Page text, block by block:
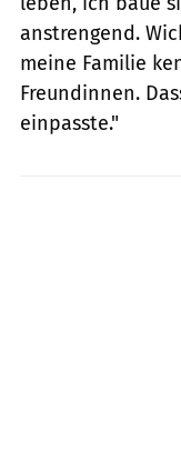
anstrengend.
meine Familie
Freundinnen.
einpasste."